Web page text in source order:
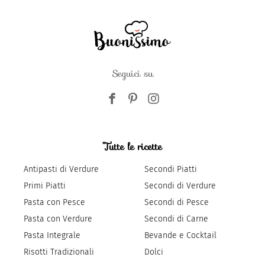
Seguici su
Tutte le ricette
Antipasti di Verdure
Primi Piatti
Pasta con Pesce
Pasta con Verdure
Pasta Integrale
Risotti Tradizionali
Secondi Piatti
Secondi di Verdure
Secondi di Pesce
Secondi di Carne
Bevande e Cocktail
Dolci